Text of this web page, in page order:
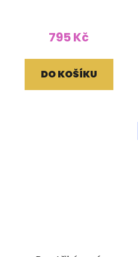
795 Kč
DO KOŠÍKU